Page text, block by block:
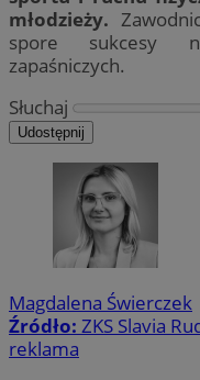
młodzieży.
spore sukcesy
zapaśniczych.
Słuchaj
Udostępnij
Magdalena Świerczek
Źródło: ZKS Slavia
reklama